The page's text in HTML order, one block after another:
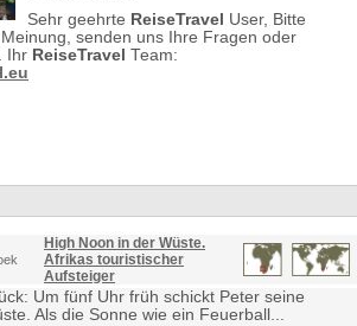
Sehr geehrte ReiseTravel User, Bitte
senden uns Ihre Fragen oder
Ihr ReiseTravel Team:
High Noon in der Wüste.
Afrikas touristischer
Aufsteiger
Um fünf Uhr früh schickt Peter seine
Als die Sonne wie ein Feuerball...